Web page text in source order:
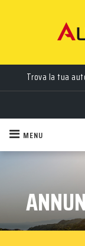
Trova la tua
MENU